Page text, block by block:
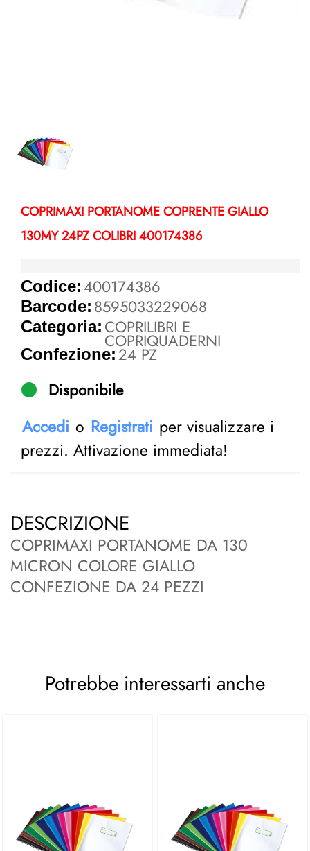
COPRIMAXI PORTANOME COPRENTE GIALLO
130MY 24PZ COLIBRI 400174386
Codice:400174386
Barcode: 8595033229068
Categoria: COPRILIBRI E
COPRIQUADERNI
Confezione:24 PZ
Disponibile
Accedi o Registrati per visualizzare i
prezzi. Attivazione immediata!
DESCRIZIONE
COPRIMAXI PORTANOME DA 130
MICRON COLORE GIALLO
CONFEZIONE DA 24 PEZZI
Potrebbe interessarti anche